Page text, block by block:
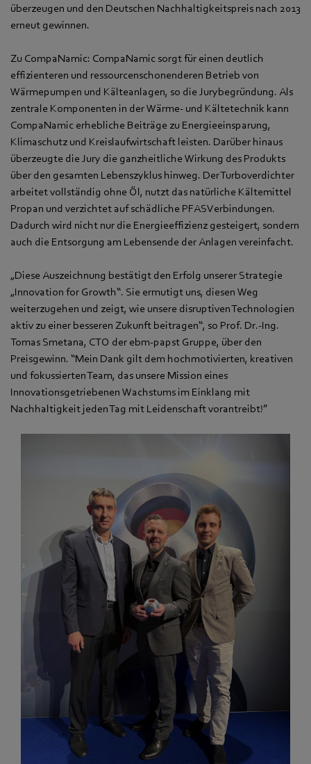
überzeugen und den Deutschen Nachhaltigkeitspreis nach 2013
erneut gewinnen.
Zu CompaNamic: CompaNamic sorgt für einen deutlich
effizienteren und ressourcenschonenderen Betrieb von
Wärmepumpen und Kälteanlagen, so die Jurybegründung. Als
zentrale Komponenten in der Wärme- und Kältetechnik kann
CompaNamic erhebliche Beiträge zu Energieeinsparung,
Klimaschutz und Kreislaufwirtschaft leisten. Darüber hinaus
überzeugte die Jury die ganzheitliche Wirkung des Produkts
über den gesamten Lebenszyklus hinweg. Der Turboverdichter
arbeitet vollständig ohne Öl, nutzt das natürliche Kältemittel
Propan und verzichtet auf schädliche PFASVerbindungen.
Dadurch wird nicht nur die Energieeffizienz gesteigert, sondern
auch die Entsorgung am Lebensende der Anlagen vereinfacht.
„Diese Auszeichnung bestätigt den Erfolg unserer Strategie
„Innovation for Growth“. Sie ermutigt uns, diesen Weg
weiterzugehen und zeigt, wie unsere disruptiven Technologien
aktiv zu einer besseren Zukunft beitragen“, so Prof. Dr.-Ing.
Tomas Smetana, CTO der ebm‑papst Gruppe, über den
Preisgewinn. “Mein Dank gilt dem hochmotivierten, kreativen
und fokussierten Team, das unsere Mission eines
Innovationsgetriebenen Wachstums im Einklang mit
Nachhaltigkeit jeden Tag mit Leidenschaft vorantreibt!”